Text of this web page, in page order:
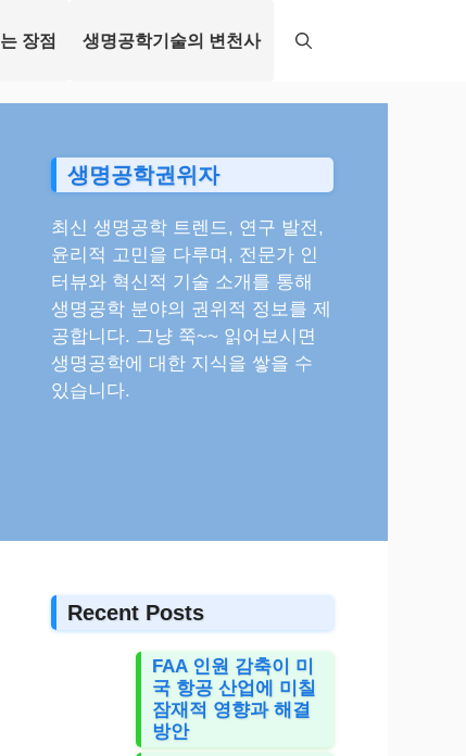
장점 생명공학기술의 변천사
생명공학권위자
최신 생명공학 트렌드, 연구 발전,
윤리적 고민을 다루며, 전문가 인
터뷰와 혁신적 기술 소개를 통해
생명공학 분야의 권위적 정보를 제
공합니다. 그냥 쭉~~ 읽어보시면
생명공학에 대한 지식을 쌓을 수
있습니다.
Recent Posts
FAA 인원 감축이 미
국 항공 산업에 미칠
잠재적 영향과 해결
방안